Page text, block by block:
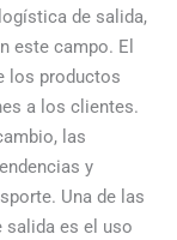
de salida,
este campo. El
los productos
a los clientes.
las
y
Una de las
salida es el uso